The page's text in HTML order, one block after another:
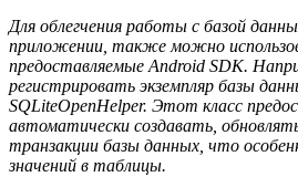
Для облегчения работы с базой
приложении, также можно
предоставляемые Android SDK.
регистрировать экземпляр базы
SQLiteOpenHelper. Этот класс
автоматически создавать,
транзакции базы данных, что
значений в таблицы.